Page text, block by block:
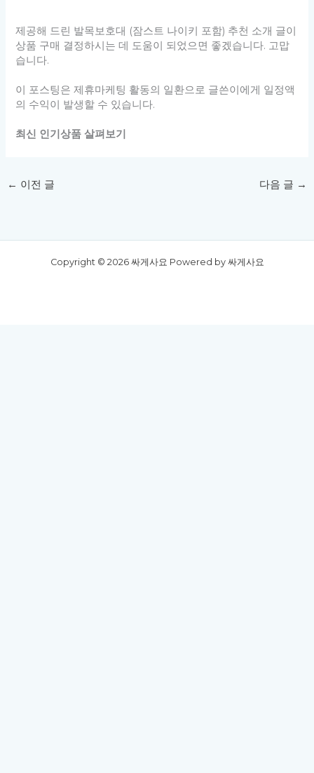
제공해 드린 발목보호대 (잠스트 나이키 포함) 추천 소개 글이
상품 구매 결정하시는 데 도움이 되었으면 좋겠습니다. 고맙
습니다.
이 포스팅은 제휴마케팅 활동의 일환으로 글쓴이에게 일정액
의 수익이 발생할 수 있습니다.
최신 인기상품 살펴보기
← 이전 글 다음 글 →
Copyright © 2026 싸게사요 Powered by 싸게사요